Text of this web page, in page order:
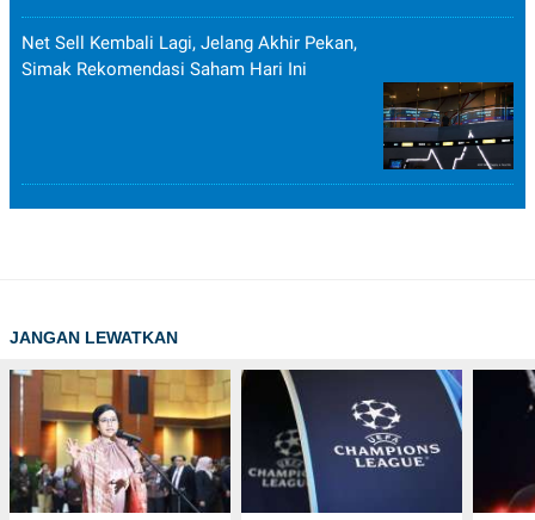
Net Sell Kembali Lagi, Jelang Akhir Pekan,
Simak Rekomendasi Saham Hari Ini
JANGAN LEWATKAN